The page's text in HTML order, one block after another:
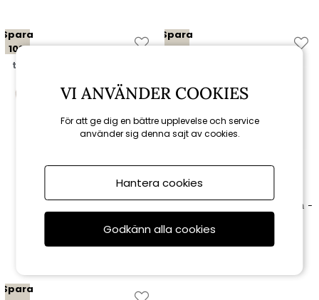
Spara
10%
till 16/8
ljusbrun/brun dyna
14 184 kr 15 760 kr
Spara
10%
Nolli soffbord 140x70 H45 cm -
6 021 kr 6 690 kr
Spara
VI ANVÄNDER COOKIES
För att ge dig en bättre upplevelse och service
använder sig denna sajt av cookies.
Hantera cookies
Godkänn alla cookies